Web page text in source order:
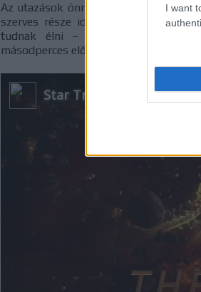
I want
Az utazások önmagunk
szerves része identitásunknak, de
tudnak élni – mindezt erőteljes
másodperces előzetese.